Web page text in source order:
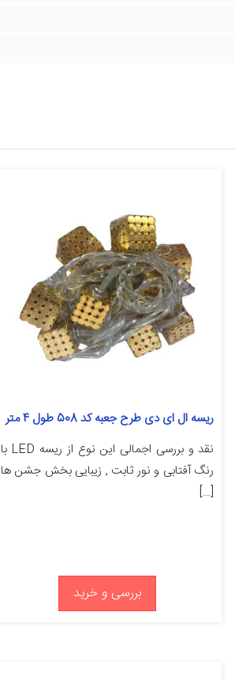
ریسه ال ای دی طرح جعبه کد 508 طول 4 متر
نقد و بررسی اجمالی این نوع از ریسه LED با
رنگ آفتابی و نور ثابت , زیبایی بخش جشن ها
[…]
بررسی و خرید